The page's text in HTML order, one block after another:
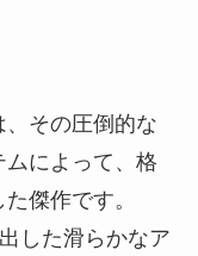
その圧倒的な
ムによって、格
傑作です。
した滑らかなア